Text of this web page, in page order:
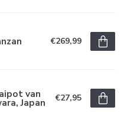
€269,99
van
Japan €27,95